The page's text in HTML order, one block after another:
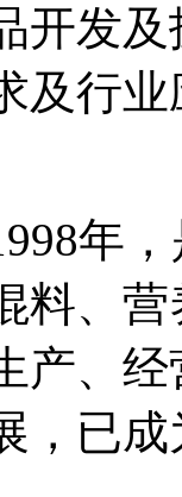
开发
及行
年
料、
产、
，已